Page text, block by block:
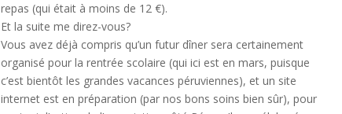
repas (qui était à moins de 12 €).
Et la suite me direz-vous?
Vous avez déjà compris qu’un futur dîner sera certainement
organisé pour la rentrée scolaire (qui ici est en mars, puisque
c’est bientôt les grandes vacances péruviennes), et un site
internet est en préparation (par nos bons soins bien sûr), pour